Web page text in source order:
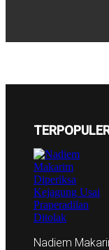
Nadiem